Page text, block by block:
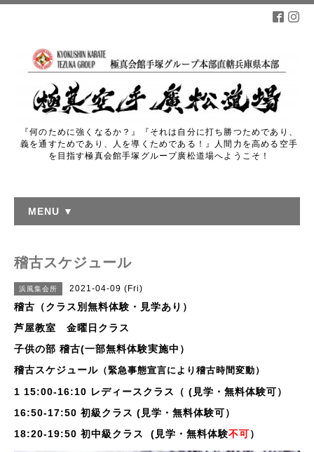
『何のために強くなるか？』『それは自分に打ち勝つためであり、
義を通すためであり、人を導くためである！』人間力を高める空手
を目指す極真会館手塚グループ廣松道場へようこそ！
MENU ▼
稽古スケジュール
浜風集会所 2021-04-09 (Fri)
稽古（クラス別無料体験・見学あり）
芦屋教室 金曜日クラス
子供の部 稽古(一部無料体験実施中）
稽古スケジュール （緊急事態宣言により稽古時間変動）
1 15:00-16:10 レディースクラス（ (見学・無料体験可）
16:50-17:50 初級クラス (見学・無料体験可）
18:20-19:50 初中級クラス
(見学・無料体験不可）